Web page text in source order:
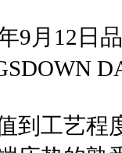
9月12日
到工艺程